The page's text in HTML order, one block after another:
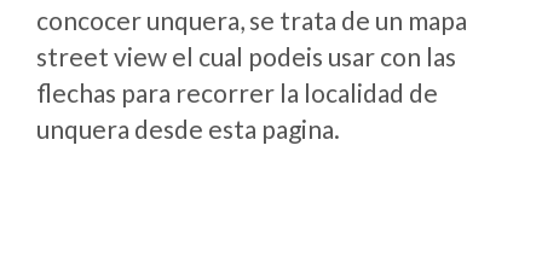
concocer unquera, se trata de un mapa
street view el cual podeis usar con las
flechas para recorrer la localidad de
unquera desde esta pagina.